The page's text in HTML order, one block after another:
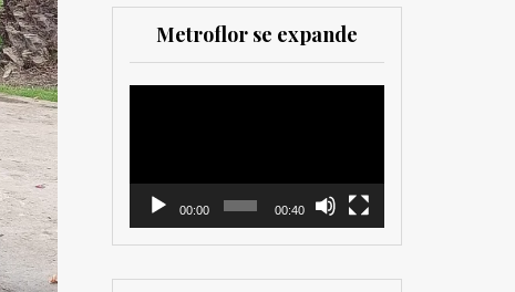
Metroflor se expande
00:00 00:40